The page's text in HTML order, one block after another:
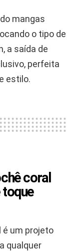
mangas
o tipo de
a saída de
perfeita
estilo.
coral
é um projeto
qualquer